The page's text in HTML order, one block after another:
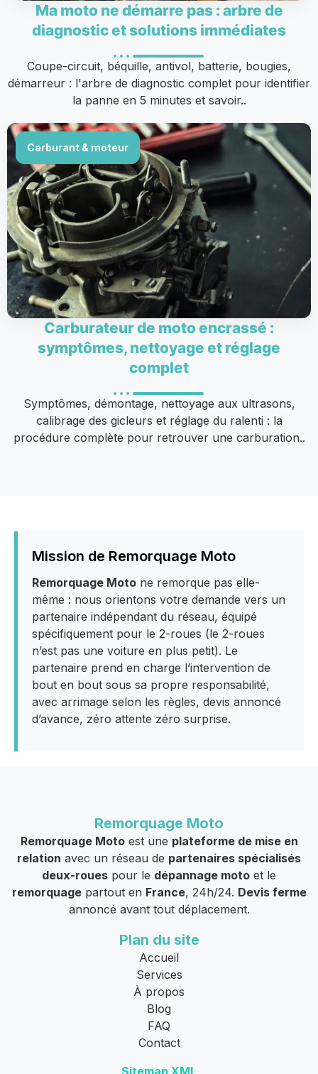
Ma moto ne démarre pas : arbre de
diagnostic et solutions immédiates
Coupe-circuit, béquille, antivol, batterie, bougies,
démarreur : l'arbre de diagnostic complet pour identifier
la panne en 5 minutes et savoir..
Carburant & moteur
Carburateur de moto encrassé :
symptômes, nettoyage et réglage
complet
Symptômes, démontage, nettoyage aux ultrasons,
calibrage des gicleurs et réglage du ralenti : la
procédure complète pour retrouver une carburation..
Mission de Remorquage Moto
Remorquage Moto ne remorque pas elle-
même : nous orientons votre demande vers un
partenaire indépendant du réseau, équipé
spécifiquement pour le 2-roues (le 2-roues
n’est pas une voiture en plus petit). Le
partenaire prend en charge l’intervention de
bout en bout sous sa propre responsabilité,
avec arrimage selon les règles, devis annoncé
d’avance, zéro attente zéro surprise.
Remorquage Moto
Remorquage Motoest une plateforme de mise en
relation avec un réseau de partenaires spécialisés
deux-roues pour le dépannage moto et le
remorquagepartout en France, 24h/24. Devis ferme
annoncé avant tout déplacement.
Plan du site
Accueil
Services
À propos
Blog
FAQ
Contact